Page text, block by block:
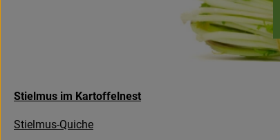
Stielmus im Kartoffelnest
Stielmus-Quiche